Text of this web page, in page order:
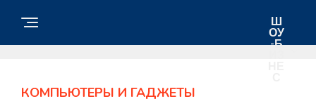
Ш
ОУ
-Б
КОМПЬЮТЕРЫ И ГАДЖЕТЫ